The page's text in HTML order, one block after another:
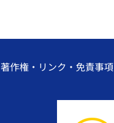
著作権・リンク・免責事項